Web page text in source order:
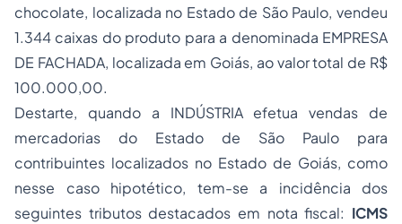
chocolate, localizada no Estado de São Paulo, vendeu
1.344 caixas do produto para a denominada EMPRESA
DE FACHADA, localizada em Goiás, ao valor total de R$
100.000,00.
Destarte, quando a INDÚSTRIA efetua vendas de
mercadorias do Estado de São Paulo para
contribuintes localizados no Estado de Goiás, como
nesse caso hipotético, tem-se a incidência dos
seguintes tributos destacados em nota fiscal: ICMS